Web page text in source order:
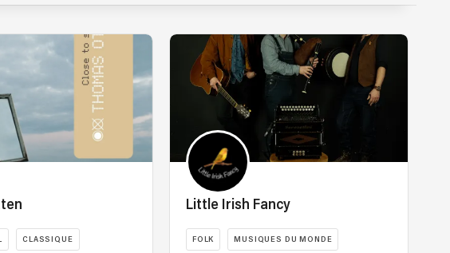
CLASSIQUE
Little Irish Fancy
FOLK MUSIQUES DU MONDE